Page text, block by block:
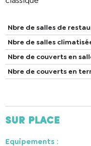
Nbre de salles de
Nbre de salles
Nbre de couverts en
Nbre de couverts en
Sur place
Equipements :